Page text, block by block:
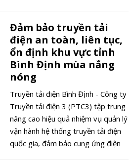
và ứng dụng UAV chụp ảnh thi
công tiếp địa, nghiệm thu cột, dây
dẫn.
Đảm bảo truyền tải
điện an toàn, liên tục,
ổn định khu vực tỉnh
Bình Định mùa nắng
nóng
Truyền tải điện Bình Định - Công ty
Truyền tải điện 3 (PTC3) tập trung
nâng cao hiệu quả nhiệm vụ quản lý
vận hành hệ thống truyền tải điện
quốc gia, đảm bảo cung ứng điện